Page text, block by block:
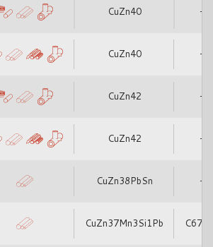
CuZn40 -
CuZn40 -
CuZn42 -
CuZn42 -
CuZn38PbSn -
CuZn37Mn3Si1Pb